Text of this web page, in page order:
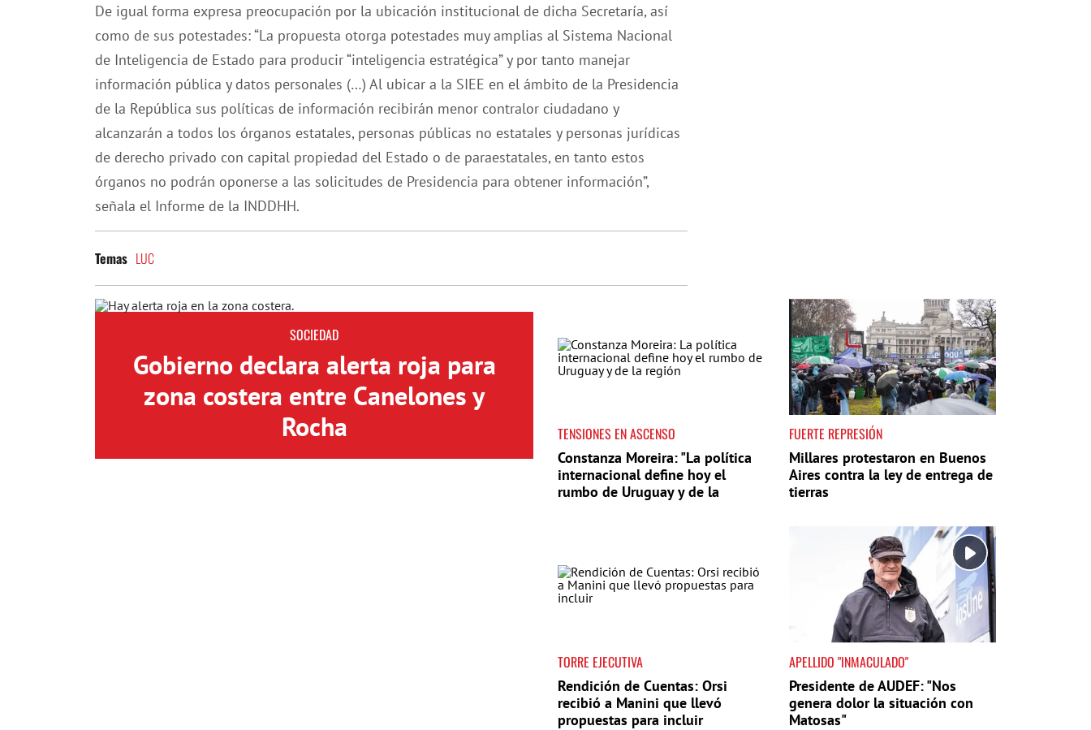
De igual forma expresa preocupación por la ubicación institucional de dicha Secretaría, así
como de sus potestades: “La propuesta otorga potestades muy amplias al Sistema Nacional
de Inteligencia de Estado para producir “inteligencia estratégica” y por tanto manejar
información pública y datos personales (…) Al ubicar a la SIEE en el ámbito de la Presidencia
de la República sus políticas de información recibirán menor contralor ciudadano y
alcanzarán a todos los órganos estatales, personas públicas no estatales y personas jurídicas
de derecho privado con capital propiedad del Estado o de paraestatales, en tanto estos
órganos no podrán oponerse a las solicitudes de Presidencia para obtener información”,
señala el Informe de la INDDHH.
Temas LUC
SOCIEDAD
Gobierno declara alerta roja para
zona costera entre Canelones y
Rocha
TENSIONES EN ASCENSO
Constanza Moreira: "La política
internacional define hoy el
rumbo de Uruguay y de la
FUERTE REPRESIÓN
Millares protestaron en Buenos
Aires contra la ley de entrega de
tierras
TORRE EJECUTIVA
Rendición de Cuentas: Orsi
recibió a Manini que llevó
propuestas para incluir
APELLIDO "INMACULADO"
Presidente de AUDEF: "Nos
genera dolor la situación con
Matosas"